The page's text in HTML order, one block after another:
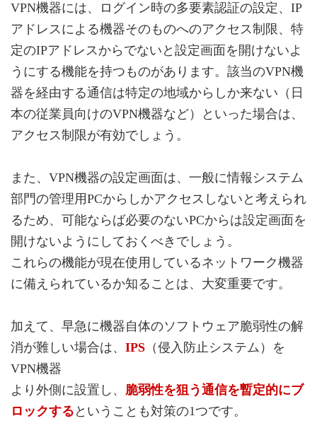
VPN機器には、ログイン時の多要素認証の設定、IP
アドレスによる機器そのものへのアクセス制限、特
定のIPアドレスからでないと設定画面を開けないよ
うにする機能を持つものがあります。該当のVPN機
器を経由する通信は特定の地域からしか来ない（日
本の従業員向けのVPN機器など）といった場合は、
アクセス制限が有効でしょう。
また、VPN機器の設定画面は、一般に情報システム
部門の管理用PCからしかアクセスしないと考えられ
るため、可能ならば必要のないPCからは設定画面を
開けないようにしておくべきでしょう。
これらの機能が現在使用しているネットワーク機器
に備えられているか知ることは、大変重要です。
加えて、早急に機器自体のソフトウェア脆弱性の解
消が難しい場合は、 IPS （侵入防止システム）を
VPN機器
より外側に設置し、 脆弱性を狙う通信を暫定的にブ
ロックする ということも対策の1つです。